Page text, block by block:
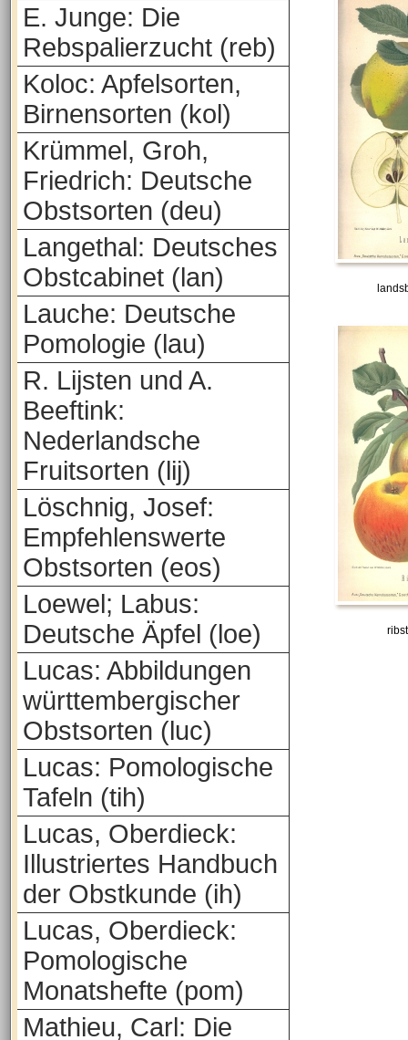
E. Junge: Die
Rebspalierzucht (reb)
Koloc: Apfelsorten,
Birnensorten (kol)
Krümmel, Groh,
Friedrich: Deutsche
Obstsorten (deu)
Langethal: Deutsches
Obstcabinet (lan)
Lauche: Deutsche
Pomologie (lau)
R. Lijsten und A.
Beeftink:
Nederlandsche
Fruitsorten (lij)
Löschnig, Josef:
Empfehlenswerte
Obstsorten (eos)
Loewel; Labus:
Deutsche Äpfel (loe)
Lucas: Abbildungen
württembergischer
Obstsorten (luc)
Lucas: Pomologische
Tafeln (tih)
Lucas, Oberdieck:
Illustriertes Handbuch
der Obstkunde (ih)
Lucas, Oberdieck:
Pomologische
Monatshefte (pom)
Mathieu, Carl: Die